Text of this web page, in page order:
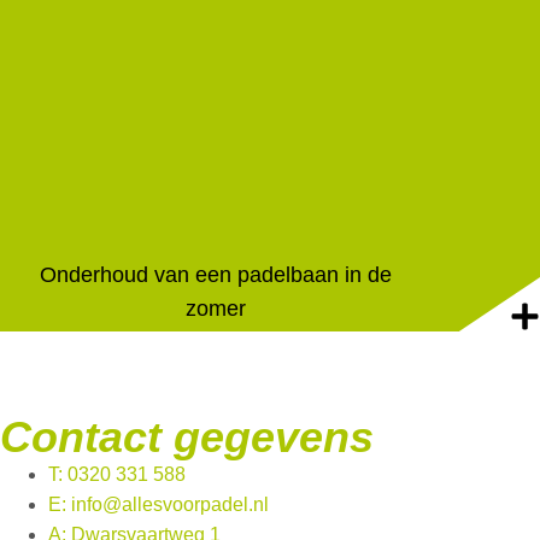
Onderhoud van een padelbaan in de
zomer
Contact gegevens
T: 0320 331 588
E: info@allesvoorpadel.nl
A: Dwarsvaartweg 1